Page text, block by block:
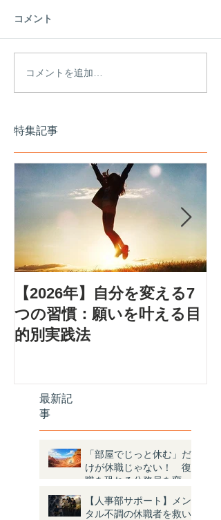
コメント
コメントを追加…
特集記事
【2026年】自分を変える7
つの習慣：願いを叶える目
的別実践法
最新記
事
「部屋でじっと休む」だ
けが休職じゃない！ 復
職を恐れる公務員を変え
た「ナニソレ？」体験と
は
【人事部サポート】メン
タル不調の休職者を救い